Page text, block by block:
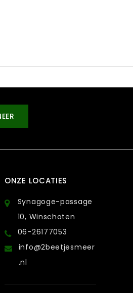
ONZE LOCATIES
Synagoge-passage
10, Winschoten
06-26177053
info@2beetjesmeer
.nl